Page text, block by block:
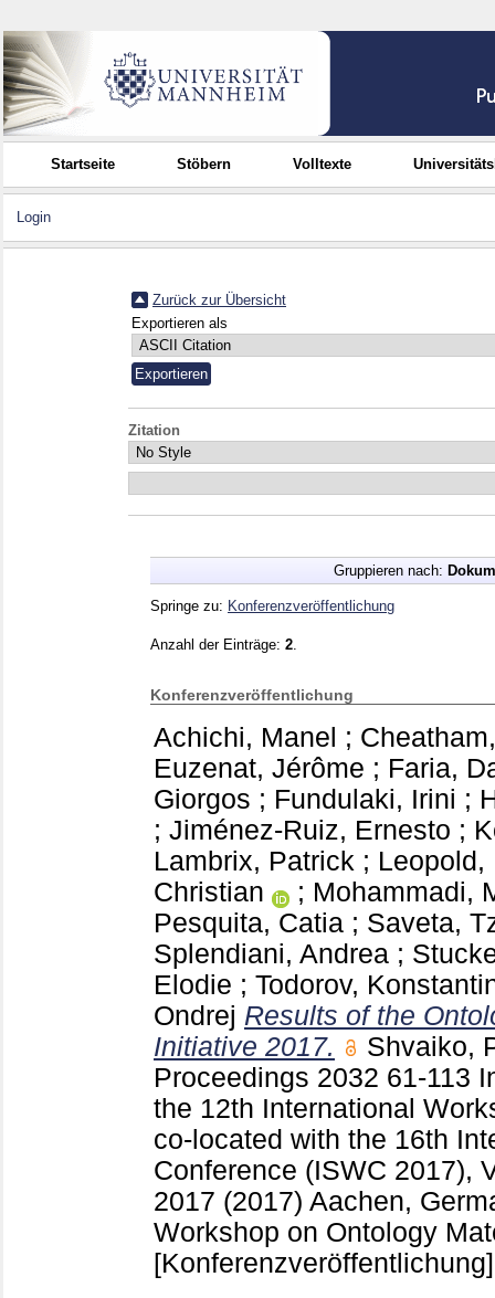
Startseite Stöbern Volltexte
Login
Zurück zur Übersicht
Exportieren als
Zitation
Gruppieren nach:
Springe zu: Konferenzveröffentlichung
Anzahl der Einträge: 2
Konferenzveröffentlichung
Achichi, Manel ;
Euzenat, Jérôme ; Faria,
Giorgos ; Fundulaki, Irini ;
; Jiménez-Ruiz, Ernesto ;
Lambrix, Patrick ; Leopold,
Christian
; Mohammadi,
Pesquita, Catia ; Saveta,
Splendiani, Andrea ;
Elodie ; Todorov,
Ondrej Results of the
Initiative 2017.
Shvaiko,
Proceedings 2032 61-113
the 12th International
co-located with the 16th
Conference (ISWC 2017),
2017 (2017) Aachen,
Workshop on Ontology
[Konferenzveröffentlichung]